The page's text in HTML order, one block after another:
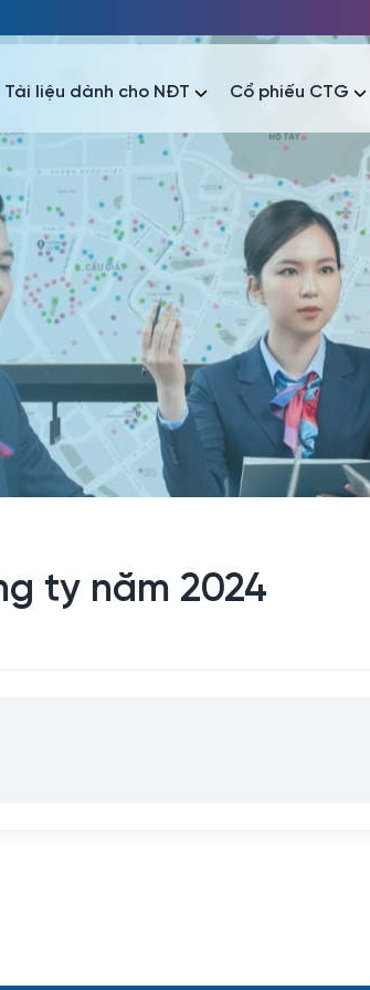
Thông tin giao dịch Công bố thông tin
Tài liệu dành cho NĐT Cổ phiếu CTG
Thông tin giao dịch Công bố thông tin
ty năm 2024